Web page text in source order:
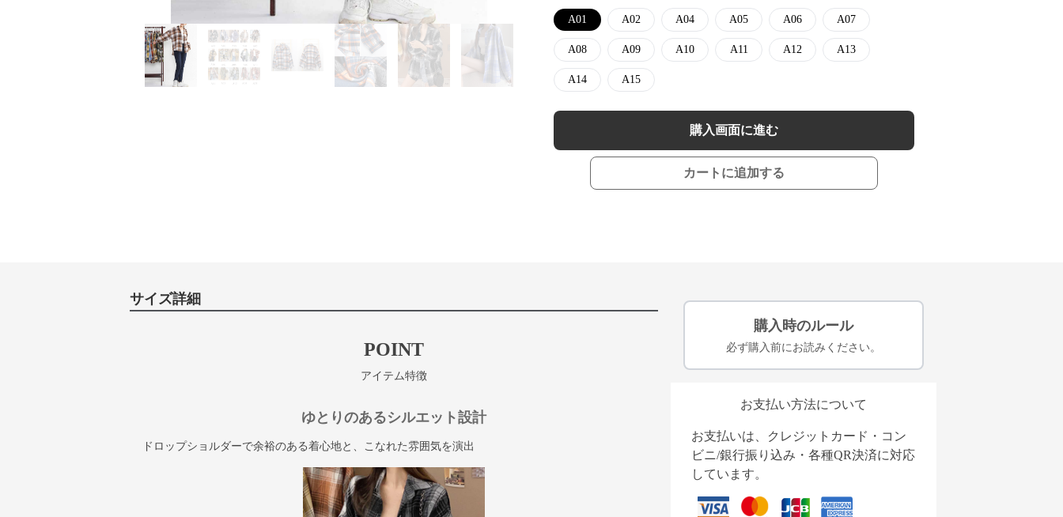
A01 A02 A04 A05 A06 A07
A08 A09 A10 A11 A12 A13
A14 A15
購入画面に進む
カートに追加する
サイズ詳細
POINT
アイテム特徴
ゆとりのあるシルエット設計
ドロップショルダーで余裕のある着心地と、こなれた雰囲気を演出
購入時のルール
必ず購入前にお読みください。
お支払い方法について
お支払いは、クレジットカード・コン
ビニ/銀行振り込み・各種QR決済に対応
しています。